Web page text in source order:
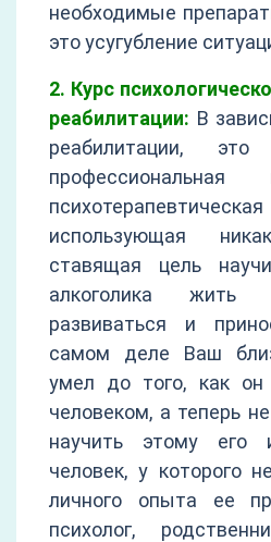
необходимые
это усугубление
2. Курс
реабилитации: В
реабилитации,
использующая
ставящая цель
алкоголика жить
развиваться и
самом деле Ваш
умел до того, как
человеком, а теперь
научить этому его
человек, у которого
личного опыта ее
психолог,